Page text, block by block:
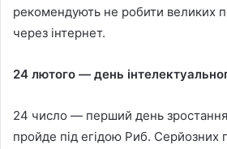
рекомендують не робити великих
через інтернет.
24 лютого — день
24 число — перший день
пройде під егідою Риб. Серйозних